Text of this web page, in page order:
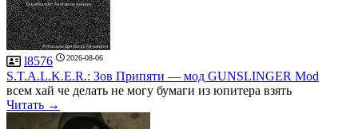
l8576 2026-08-06
S.T.A.L.K.E.R.: Зов Припяти — мод GUNSLINGER Mod
всем хай че делать не могу бумаги из юпитера взять
Читать →